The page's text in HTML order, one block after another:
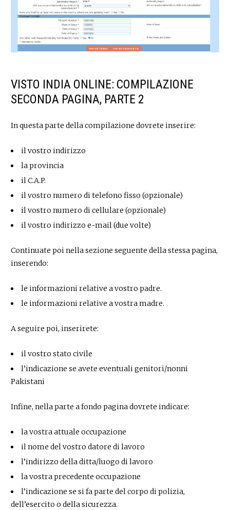
VISTO INDIA ONLINE: COMPILAZIONE
SECONDA PAGINA, PARTE 2
In questa parte della compilazione dovrete inserire:
il vostro indirizzo
la provincia
il C.A.P.
il vostro numero di telefono fisso (opzionale)
il vostro numero di cellulare (opzionale)
il vostro indirizzo e-mail (due volte)
Continuate poi nella sezione seguente della stessa pagina,
inserendo:
le informazioni relative a vostro padre.
le informazioni relative a vostra madre.
A seguire poi, inserirete:
il vostro stato civile
l’indicazione se avete eventuali genitori/nonni
Pakistani
Infine, nella parte a fondo pagina dovrete indicare:
la vostra attuale occupazione
il nome del vostro datore di lavoro
l’indirizzo della ditta/luogo di lavoro
la vostra precedente occupazione
l’indicazione se si fa parte del corpo di polizia,
dell’esercito o della sicurezza.